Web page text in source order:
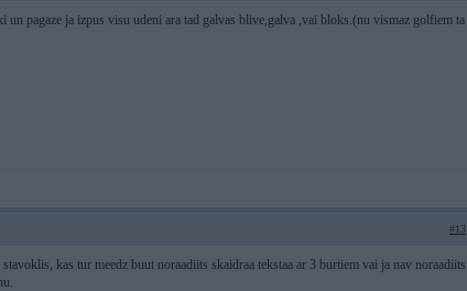
pagaze ja izpus visu udeni ara tad galvas blive,galva ,vai bloks.(nu vismaz golfiem ta
#13
kas tur meedz buut noraadiits skaidraa tekstaa ar 3 burtiem vai ja nav noraadiits